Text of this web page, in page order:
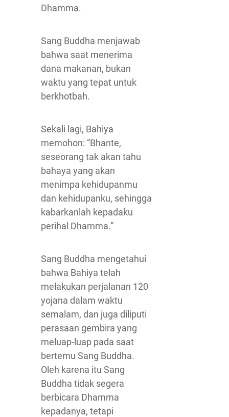
Dhamma.
Sang Buddha menjawab
bahwa saat menerima
dana makanan, bukan
waktu yang tepat untuk
berkhotbah.
Sekali lagi, Bahiya
memohon: “Bhante,
seseorang tak akan tahu
bahaya yang akan
menimpa kehidupanmu
dan kehidupanku, sehingga
kabarkanlah kepadaku
perihal Dhamma.”
Sang Buddha mengetahui
bahwa Bahiya telah
melakukan perjalanan 120
yojana dalam waktu
semalam, dan juga diliputi
perasaan gembira yang
meluap-luap pada saat
bertemu Sang Buddha.
Oleh karena itu Sang
Buddha tidak segera
berbicara Dhamma
kepadanya, tetapi